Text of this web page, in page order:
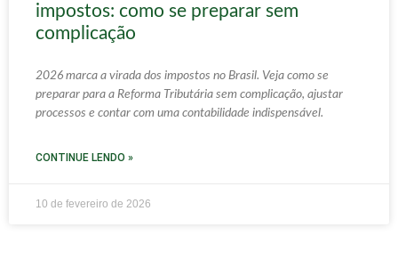
impostos: como se preparar sem
complicação
2026 marca a virada dos impostos no Brasil. Veja como se
preparar para a Reforma Tributária sem complicação, ajustar
processos e contar com uma contabilidade indispensável.
CONTINUE LENDO »
10 de fevereiro de 2026